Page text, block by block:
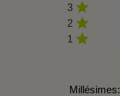
3
2
1
Millésimes: